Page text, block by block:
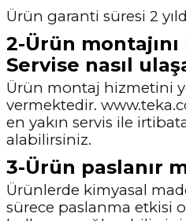
Ürün garanti süresi 2
2-Ürün montajını
Servise nasıl
Ürün montaj hizmetini
vermektedir.
en yakın servis ile
alabilirsiniz.
3-Ürün paslanır
Ürünlerde kimyasal
sürece paslanma etkisi